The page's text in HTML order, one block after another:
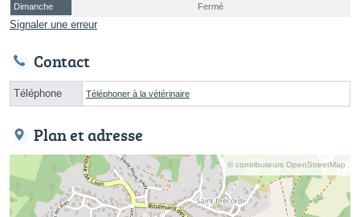
Dimanche
Fermé
Signaler une erreur
Contact
Téléphone Téléphoner à la vétérinaire
Plan et adresse
© contributeurs OpenStreetMap